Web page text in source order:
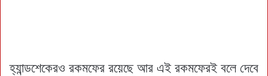
হ্যান্ডশেকেরও রকমফের রয়েছে আর এই রকমফেরই বলে দেবে